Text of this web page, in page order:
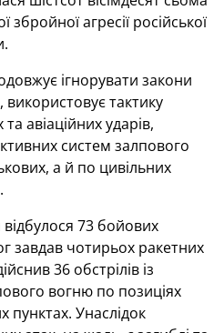
агресії російської
ігнорувати закони
використовує тактику
авіаційних ударів,
систем залпового
а й по цивільних
73 бойових
завдав чотирьох ракетних
36 обстрілів із
вогню по позиціях
пунктах. Унаслідок